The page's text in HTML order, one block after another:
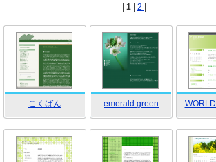
1 2
こくばん emerald green